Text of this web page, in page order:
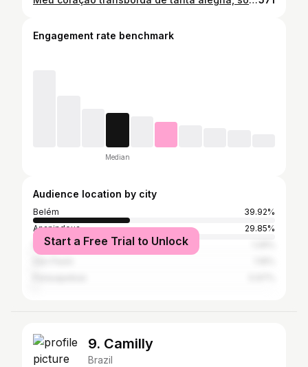
Engagement rate benchmark
Median
Audience location by city
Belém
39.92%
Ananindeua
29.85%
Fortaleza
Start a Free Trial to Unlock
9. Camilly
Brazil